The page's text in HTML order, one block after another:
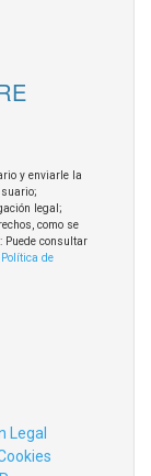
y enviarle la
legal;
como se
: Puede consultar
Política de
Legal